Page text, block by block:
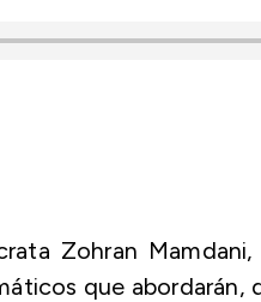
Zohran
que abordarán,